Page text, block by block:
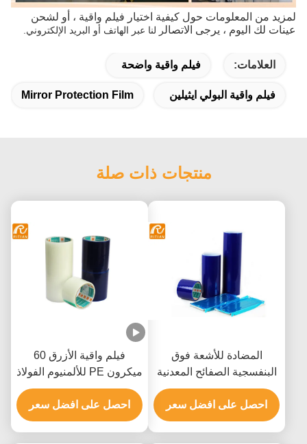
لمزيد من المعلومات حول كيفية اختيار فيلم واقية ، أو لشحن
عينات لك اليوم ، يرجى الاتصالر لنا عبر الهاتف أو البريد الإلكتروني.
العلامات: فيلم واقية واضحة
فيلم واقية البولي ايثيلين Mirror Protection Film
منتجات ذات صلة
المضادة للأشعة فوق
البنفسجية الصفائح المعدنية
البولي ايثيلين فيلم واقية
لاصق على أساس المذيبات
احصل على افضل سعر
فيلم واقية الأزرق 60
ميكرون PE للألمنيوم الفولاذ
المقاوم للصدأ
احصل على افضل سعر